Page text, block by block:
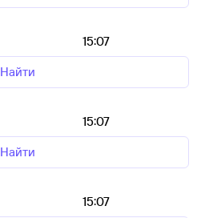
15:07
Найти
15:07
Найти
15:07